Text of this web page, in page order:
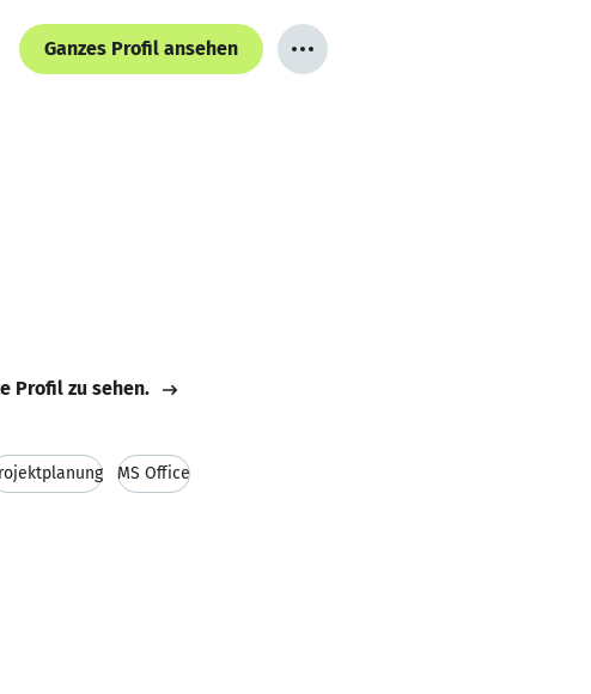
Ganzes Profil ansehen
Profil zu sehen.
MS Office